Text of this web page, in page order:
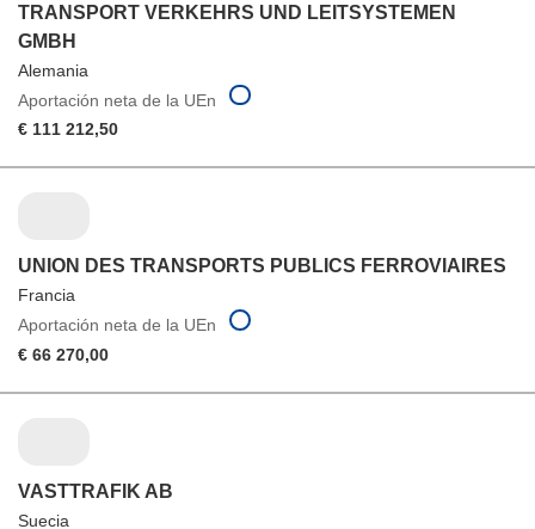
TRANSPORT VERKEHRS UND LEITSYSTEMEN
GMBH
Alemania
Aportación neta de la UEn
€ 111 212,50
UNION DES TRANSPORTS PUBLICS FERROVIAIRES
Francia
Aportación neta de la UEn
€ 66 270,00
VASTTRAFIK AB
Suecia